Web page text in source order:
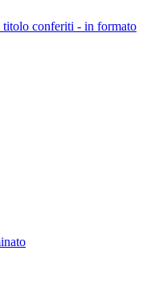
conferiti - in formato